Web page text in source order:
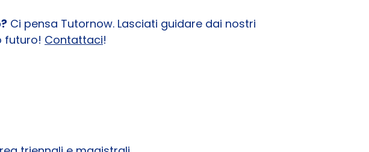
Ci pensa Tutornow. Lasciati guidare dai nostri
futuro! Contattaci!